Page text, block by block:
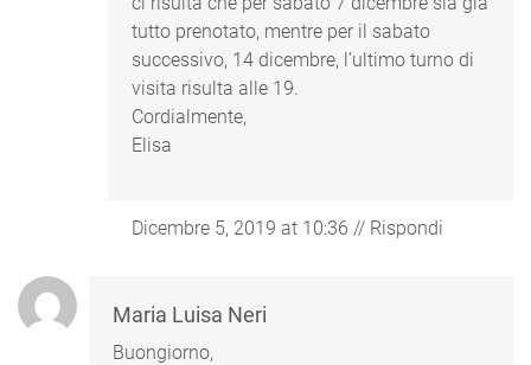
tutto prenotato, mentre per il sabato
successivo, 14 dicembre, l’ultimo turno di
visita risulta alle 19.
Cordialmente,
Elisa
Dicembre 5, 2019 at 10:36 // Rispondi
Maria Luisa Neri
Buongiorno,